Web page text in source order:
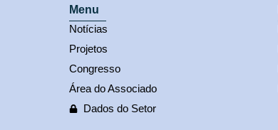
Menu
Notícias
Projetos
Congresso
Área do Associado
Dados do Setor